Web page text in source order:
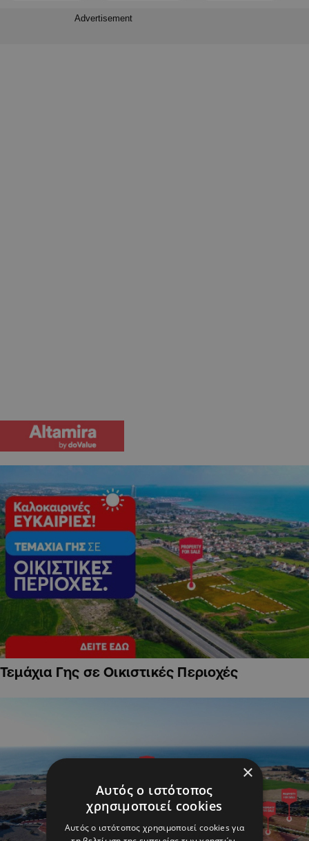
Advertisement
Τεμάχια Γης σε Οικιστικές Περιοχές
×
Αυτός ο ιστότοπος
χρησιμοποιεί cookies
Αυτός ο ιστότοπος χρησιμοποιεί cookies για